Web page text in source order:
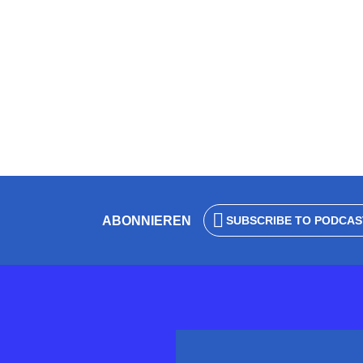
ABONNIEREN SUBSCRIBE TO